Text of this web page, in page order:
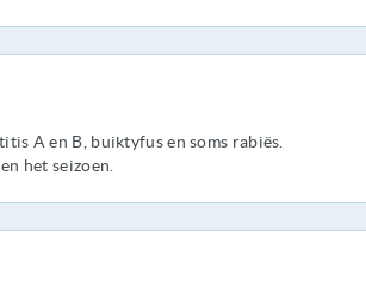
A en B, buiktyfus en soms rabiës.
het seizoen.